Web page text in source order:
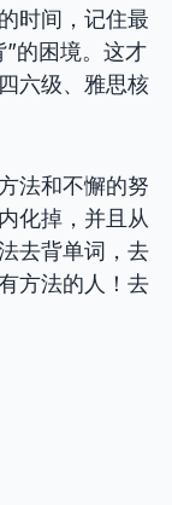
时间，记住最
的困境。这才
六级、雅思核
法和不懈的努
化掉，并且从
去背单词，去
方法的人！去